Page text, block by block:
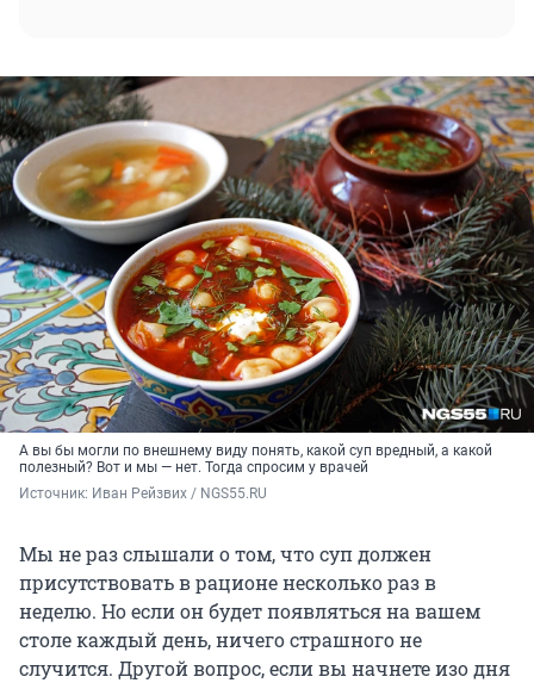
А вы бы могли по внешнему виду понять, какой суп вредный, а какой
полезный? Вот и мы — нет. Тогда спросим у врачей
Источник: Иван Рейзвих / NGS55.RU
Мы не раз слышали о том, что суп должен
присутствовать в рационе несколько раз в
неделю. Но если он будет появляться на вашем
столе каждый день, ничего страшного не
случится. Другой вопрос, если вы начнете изо дня